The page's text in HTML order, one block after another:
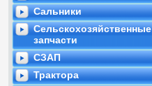
Сальники
Сельскохозяйственные
запчасти
СЗАП
Трактора